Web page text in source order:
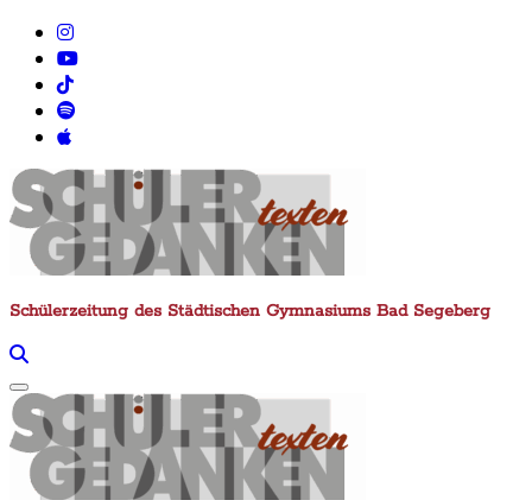
Zum
Inhalt
springen
Schülerzeitung des Städtischen Gymnasiums Bad Segeberg